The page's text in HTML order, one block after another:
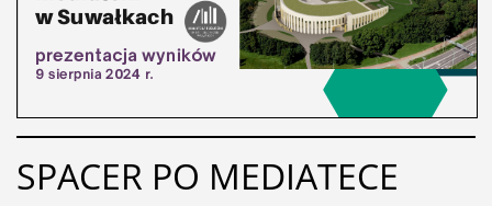
SPACER PO MEDIATECE